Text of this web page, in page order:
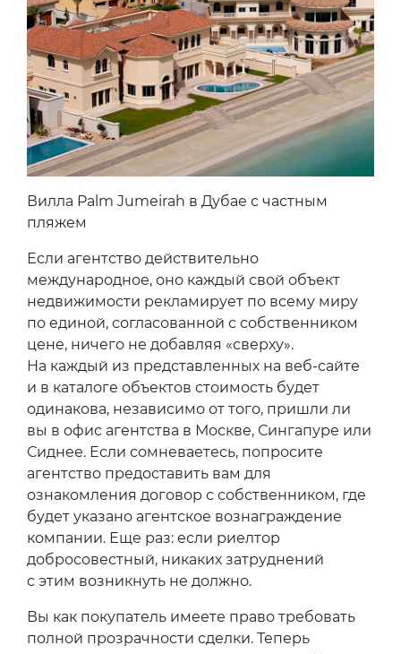
Вилла Palm Jumeirah в Дубае с частным
пляжем
Если агентство действительно
международное, оно каждый свой объект
недвижимости рекламирует по всему миру
по единой, согласованной с собственником
цене, ничего не добавляя «сверху».
На каждый из представленных на веб-сайте
и в каталоге объектов стоимость будет
одинакова, независимо от того, пришли ли
вы в офис агентства в Москве, Сингапуре или
Сиднее. Если сомневаетесь, попросите
агентство предоставить вам для
ознакомления договор с собственником, где
будет указано агентское вознаграждение
компании. Еще раз: если риелтор
добросовестный, никаких затруднений
с этим возникнуть не должно.
Вы как покупатель имеете право требовать
полной прозрачности сделки. Теперь